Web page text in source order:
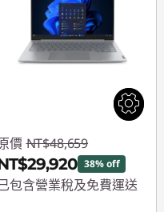
價 NT$48,659
38% off
包含營業稅及免費運送